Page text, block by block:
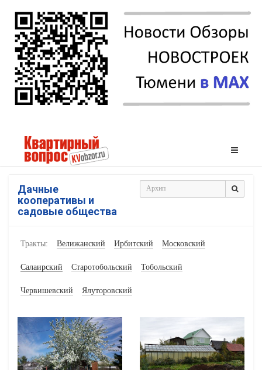
Дачные
кооперативы и
садовые общества
Тракты: Велижанский Ирбитский Московский
Салаирский Старотобольский Тобольский
Червишевский Ялуторовский